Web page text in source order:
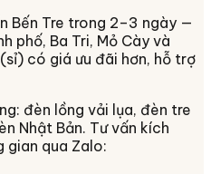
Bến Tre trong 2–3 ngày —
phố, Ba Tri, Mỏ Cày và
có giá ưu đãi hơn, hỗ trợ
đèn lồng vải lụa, đèn tre
Nhật Bản. Tư vấn kích
gian qua Zalo: